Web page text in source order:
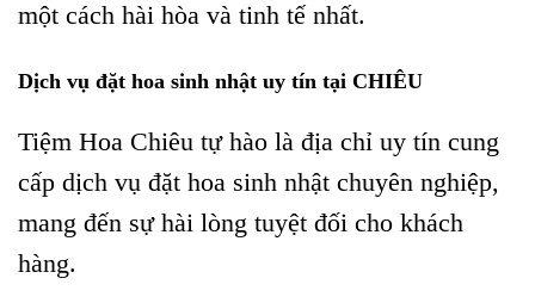
một cách hài hòa và tinh tế nhất.
Dịch vụ đặt hoa sinh nhật uy tín tại CHIÊU
Tiệm Hoa Chiêu tự hào là địa chỉ uy tín cung
cấp dịch vụ đặt hoa sinh nhật chuyên nghiệp,
mang đến sự hài lòng tuyệt đối cho khách
hàng.